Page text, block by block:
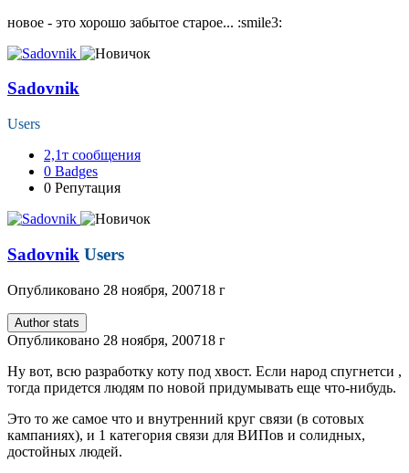
новое - это хорошо забытое старое... :smile3:
Sadovnik
Users
2,1т сообщения
0 Badges
0 Репутация
Sadovnik Users
Опубликовано 28 ноября, 200718 г
Author stats
Опубликовано 28 ноября, 200718 г
Ну вот, всю разработку коту под хвост. Если народ спугнетси ,
тогда придется людям по новой придумывать еще что-нибудь.
Это то же самое что и внутренний круг связи (в сотовых
кампаниях), и 1 категория связи для ВИПов и солидных,
достойных людей.